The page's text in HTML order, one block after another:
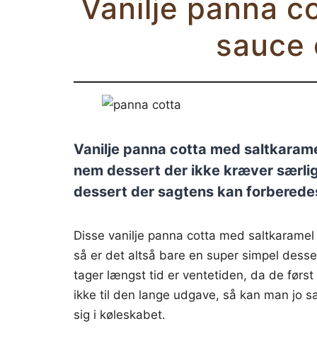
Vanilje panna
Vanilje panna cotta med
nem dessert der ikke kræver
dessert der sagtens kan
Disse vanilje panna cotta med
så er det altså bare en super simpel
tager længst tid er ventetiden, da de først
ikke til den lange udgave, så kan man jo
sig i køleskabet.